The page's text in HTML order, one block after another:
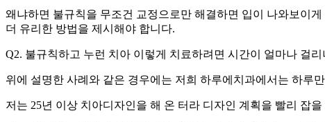
왜냐하면 불규칙을 무조건 교정으로만 해결하면 입이 나와보이
더 유리한 방법을 제시해야 합니다.
Q2. 불규칙하고 누런 치아 이렇게 치료하려면 시간이 얼마나 걸리
위에 설명한 사례와 같은 경우에는 저희 하루에치과에서는 하루
저는 25년 이상 치아디자인을 해 온 터라 디자인 계획을 빨리 잡